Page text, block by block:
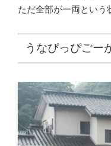
ただ全部が一両という
うなぴっぴごー